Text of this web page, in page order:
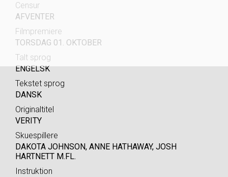
Censur
AFVENTER
Filmpremiere
TORSDAG 01. OKTOBER
Talt sprog
ENGELSK
Tekstet sprog
DANSK
Originaltitel
VERITY
Skuespillere
DAKOTA JOHNSON, ANNE HATHAWAY, JOSH
HARTNETT M.FL.
Instruktion